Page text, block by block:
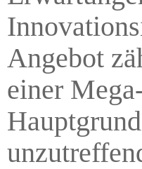
Angebot
einer